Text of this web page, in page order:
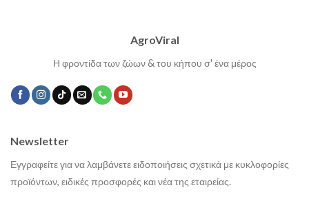
AgroViral
Η φροντίδα των ζώων & του κήπου σ' ένα μέρος
Newsletter
Εγγραφείτε για να λαμβάνετε ειδοποιήσεις σχετικά με κυκλοφορίες
προϊόντων, ειδικές προσφορές και νέα της εταιρείας.